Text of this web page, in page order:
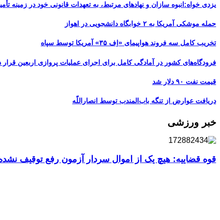
یزدی خواه:انبوه سازان و نهادهای مرتبط، به تعهدات قانونی خود در زمینه
حمله موشکی آمریکا به ۲ خوابگاه دانشجویی در اهواز
تخریب کامل سه فروند هواپیمای «اِف ۳۵» آمریکا توسط سپاه
فرودگاه‌های کشور در آمادگی کامل برای اجرای عملیات پروازی اربعین قرار
قیمت نفت ۹۰ دلار شد
دریافت عوارض از تنگه باب‌المندب توسط انصاراللّه
خبر ورزشی
قوه قضاییه: هیچ یک از اموال سردار آزمون رفع توقیف